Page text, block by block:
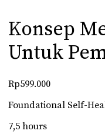
Konsep
Untuk
Rp599.000
Foundational Self-
7,5 hours